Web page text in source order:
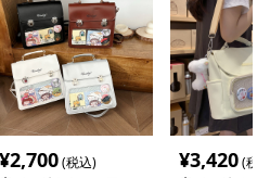
¥2,700(税込)
¥3,420(税